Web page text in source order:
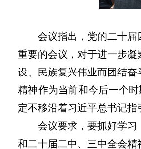
会议指出，党的二十届
重要的会议，对于进一步
设、民族复兴伟业而团结
精神作为当前和今后一个
定不移沿着习近平总书记
会议要求，要抓好学习
和二十届二中、三中全会